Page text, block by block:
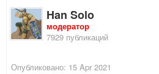
Han Solo
модератор
7929 публикаций
Опубликовано: 15 Apr 2021